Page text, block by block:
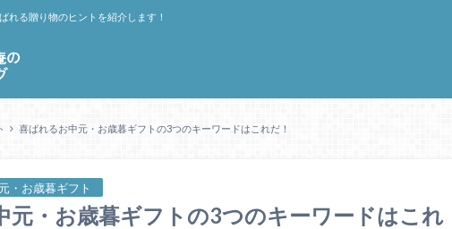
れる贈り物のヒントを紹介します！
喜ばれるお中元・お歳暮ギフトの3つのキーワードはこれだ！
・お歳暮ギフト
元・お歳暮ギフトの3つのキーワードはこれ